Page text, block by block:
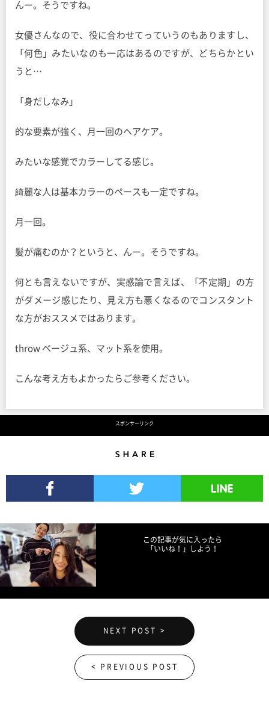
んー。そうですね。
女優さんなので、役に合わせてっていうのもありますし、
「何色」みたいなのも一応はあるのですが、どちらかとい
うと…
「身だしなみ」
的な要素が強く、月一回のヘアケア。
みたいな感覚でカラーしてる感じ。
綺麗な人は基本カラーのペースも一定ですね。
月一回。
髪が痛むのか？というと、んー。そうですね。
何とも言えないですが、実感論で言えば、「不定期」の方
がダメージ感じたり、見え方も悪くなるのでコンスタント
な方がおススメではあります。
throw ベージュ系、マット系を使用。
こんな考え方もよかったらご参考ください。
スポンサーリンク
この記事が気に入ったら
「いいね！」しよう！
NEXT POST >
< PREVIOUS POST